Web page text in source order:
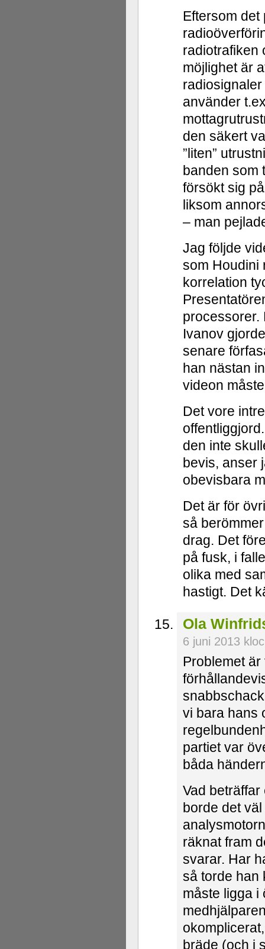
Eftersom
radiotrafiken
möjlighet är
använder
den säkert
”liten”
banden som
försökt sig
liksom
– man
Jag följde
som Houdini
korrelation
processorer.
Ivanov
senare
han nästan
videon
Det vore
den inte
bevis, anser
obevisbara
Det är för
så
drag. Det
på fusk, i
olika med
hastigt. Det
Ola
6 juni 2013
Problemet
vi bara hans
partiet var
båda
Vad
borde det
räknat fram
svarar. Har
så torde han
måste ligga i
bräde (och i